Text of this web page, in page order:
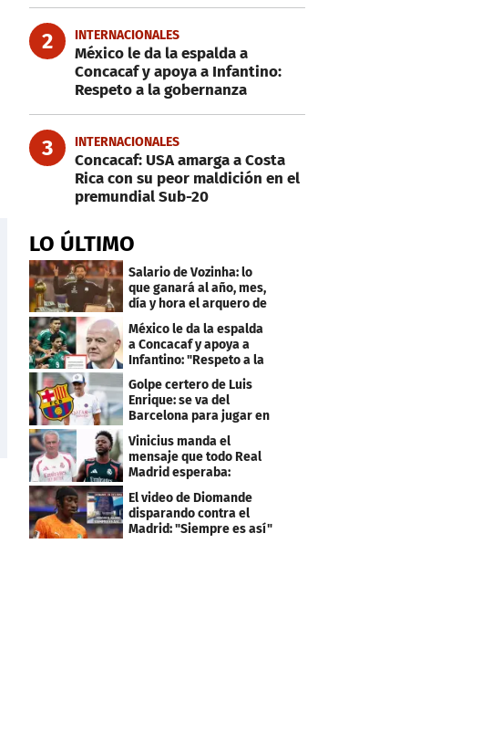
2 INTERNACIONALES
México le da la espalda a
Concacaf y apoya a Infantino:
Respeto a la gobernanza
3 INTERNACIONALES
Concacaf: USA amarga a Costa
Rica con su peor maldición en el
premundial Sub-20
LO ÚLTIMO
Salario de Vozinha: lo
que ganará al año, mes,
día y hora el arquero de
Cabo Verde
México le da la espalda
a Concacaf y apoya a
Infantino: "Respeto a la
gobernanza"
Golpe certero de Luis
Enrique: se va del
Barcelona para jugar en
el PSG
Vinicius manda el
mensaje que todo Real
Madrid esperaba:
"Mourinho..."
El video de Diomande
disparando contra el
Madrid: "Siempre es así"